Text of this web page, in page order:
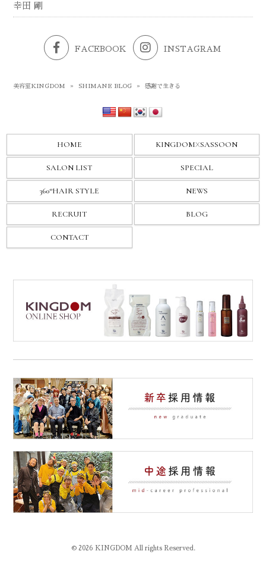
幸田 剛
FACEBOOK INSTAGRAM
美容室KINGDOM » SHIMANE BLOG » 感謝で生きる
HOME KINGDOMXSASSOON
SALON LIST SPECIAL
360°HAIR STYLE NEWS
RECRUIT BLOG
CONTACT
© 2026 KINGDOM All rights Reserved.